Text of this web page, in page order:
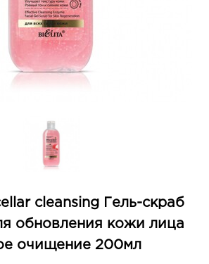
cleansing Гель-скраб
обновления кожи лица
очищение 200мл